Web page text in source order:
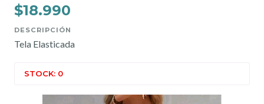
$18.990
DESCRIPCIÓN
Tela Elasticada
STOCK: 0